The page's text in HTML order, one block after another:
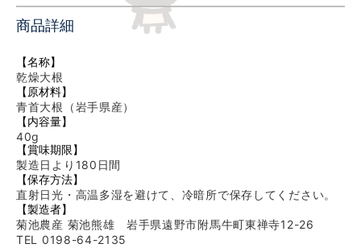
商品詳細
【名称】
乾燥大根
【原材料】
青首大根（岩手県産）
【内容量】
40g
【賞味期限】
製造日より180 日間
【保存方法】
直射日光・高温多湿を避けて、冷暗所で保存してください。
【製造者】
菊池農産 菊池熊雄 岩手県遠野市附馬牛町東禅寺12-26
TEL 0198-64-2135